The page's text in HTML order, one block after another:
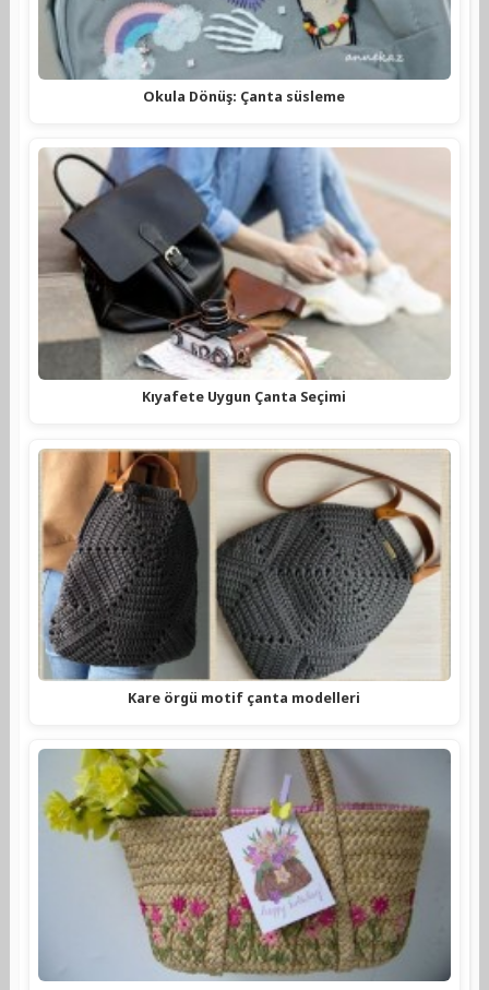
Okula Dönüş: Çanta süsleme
Kıyafete Uygun Çanta Seçimi
Kare örgü motif çanta modelleri